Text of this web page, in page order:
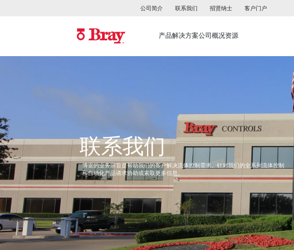
公司简介 联系我们 招贤纳士 客户门户
产品解决方案公司概况资源
联系我们
博雷的业务宗旨是帮助我们的客户解决流体控制需求。针对我们的全系列流体控制
和自动化产品请求协助或索取更多信息。